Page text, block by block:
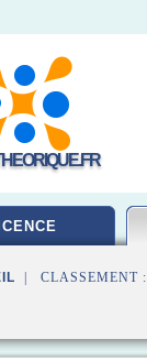
| CLASSEMENT :